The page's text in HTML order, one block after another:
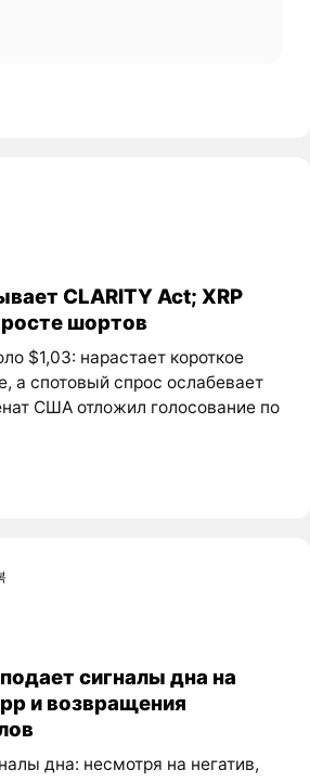
CLARITY Act; XRP
росте шортов
$1,03: нарастает короткое
а спотовый спрос ослабевает
США отложил голосование по
сигналы дна на
и возвращения
дна: несмотря на негатив,